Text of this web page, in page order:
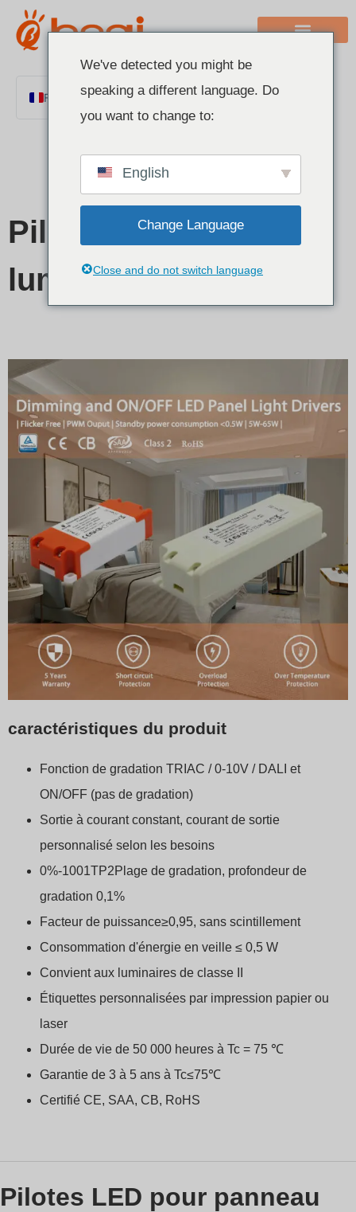
French
German
Portuguese
Arabic
Swedish
Pilote de panneau
lumineux LED
caractéristiques du produit
Fonction de gradation TRIAC / 0-10V / DALI et
ON/OFF (pas de gradation)
Sortie à courant constant, courant de sortie
personnalisé selon les besoins
0%-1001TP2Plage de gradation, profondeur de
gradation 0,1%
Facteur de puissance≥0,95, sans scintillement
Consommation d'énergie en veille ≤ 0,5 W
Convient aux luminaires de classe II
Étiquettes personnalisées par impression papier ou
laser
Durée de vie de 50 000 heures à Tc = 75 ℃
Garantie de 3 à 5 ans à Tc≤75℃
Certifié CE, SAA, CB, RoHS
Pilotes LED pour panneau
We've detected you might be
speaking a different language. Do
you want to change to:
English
Change Language
Close and do not switch language